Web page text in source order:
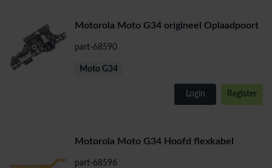
Motorola Moto G34 origineel Oplaadpoort
part-68590
Moto G34
Login Register
Motorola Moto G34 Hoofd flexkabel
part-68596